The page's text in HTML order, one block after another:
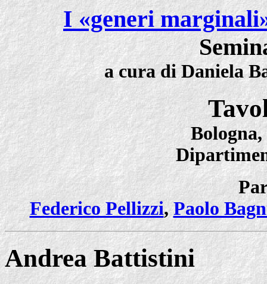
I «generi
a cura di Daniela
Bologna,
Federico Pellizzi,Paolo
Andrea Battistini